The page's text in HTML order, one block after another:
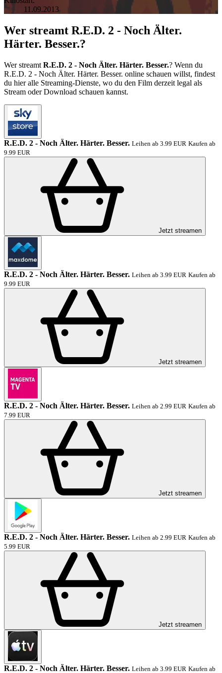
11.09.2013
Wer streamt R.E.D. 2 - Noch Älter.
Härter. Besser.?
Wer streamt R.E.D. 2 - Noch Älter. Härter. Besser.? Wenn du
R.E.D. 2 - Noch Älter. Härter. Besser. online schauen willst, findest
du hier alle Streaming-Dienste, wo du den Film derzeit legal als
Stream oder Download schauen kannst.
R.E.D. 2 - Noch Älter. Härter. Besser. Leihen ab 3.99 EUR Kaufen ab
9.99 EUR
Jetzt streamen
R.E.D. 2 - Noch Älter. Härter. Besser. Leihen ab 3.99 EUR Kaufen ab
9.99 EUR
Jetzt streamen
R.E.D. 2 - Noch Älter. Härter. Besser. Leihen ab 2.99 EUR Kaufen ab
7.99 EUR
Jetzt streamen
R.E.D. 2 - Noch Älter. Härter. Besser. Leihen ab 2.99 EUR Kaufen ab
5.99 EUR
Jetzt streamen
R.E.D. 2 - Noch Älter. Härter. Besser. Leihen ab 3.99 EUR Kaufen ab